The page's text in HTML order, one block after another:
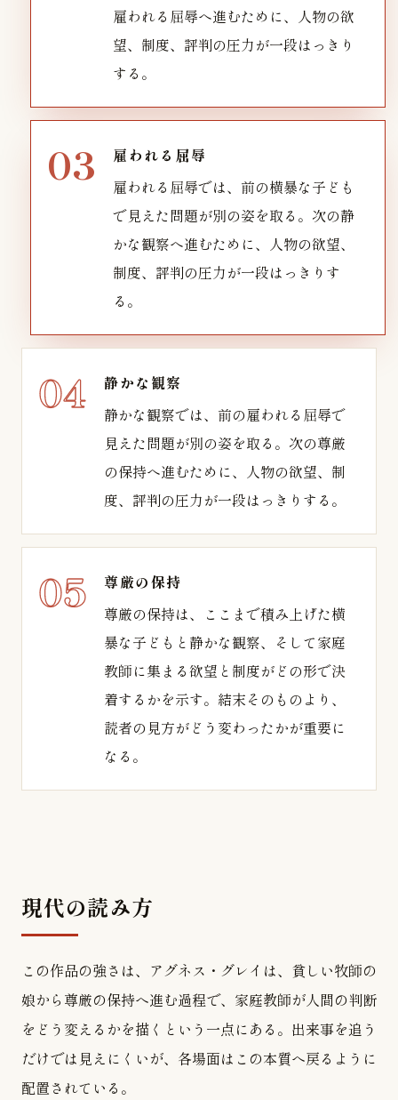
雇われる屈辱へ進むために、人物の欲
望、制度、評判の圧力が一段はっきり
する。
雇われる屈辱
雇われる屈辱では、前の横暴な子ども
で見えた問題が別の姿を取る。次の静
かな観察へ進むために、人物の欲望、
制度、評判の圧力が一段はっきりす
る。
静かな観察
静かな観察では、前の雇われる屈辱で
見えた問題が別の姿を取る。次の尊厳
の保持へ進むために、人物の欲望、制
度、評判の圧力が一段はっきりする。
尊厳の保持
尊厳の保持は、ここまで積み上げた横
暴な子どもと静かな観察、そして家庭
教師に集まる欲望と制度がどの形で決
着するかを示す。結末そのものより、
読者の見方がどう変わったかが重要に
なる。
現代の読み方
この作品の強さは、アグネス・グレイは、貧しい牧師の
娘から尊厳の保持へ進む過程で、家庭教師が人間の判断
をどう変えるかを描くという一点にある。出来事を追う
だけでは見えにくいが、各場面はこの本質へ戻るように
配置されている。